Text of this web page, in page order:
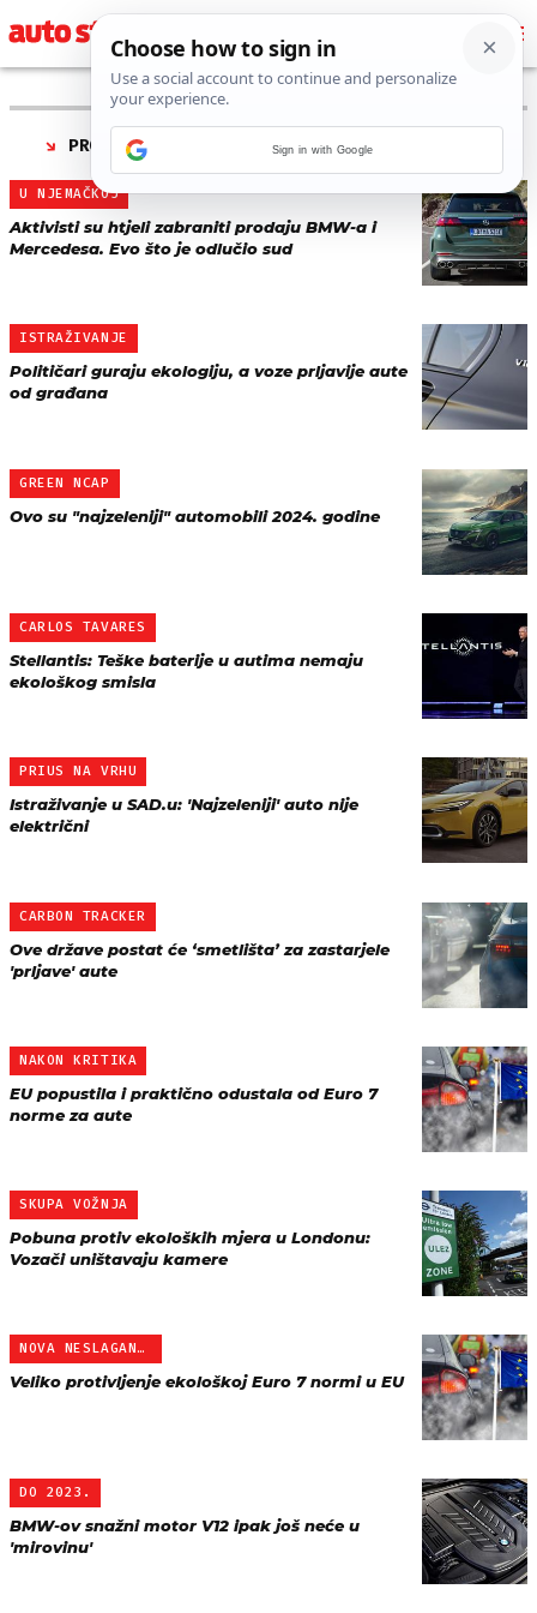
PRONAĐENO 21 REZULTATA ZA TAG “
U NJEMAČKOJ
Aktivisti su htjeli zabraniti prodaju BMW-a i
Mercedesa. Evo što je odlučio sud
ISTRAŽIVANJE
Političari guraju ekologiju, a voze prljavije aute
od građana
GREEN NCAP
Ovo su "najzeleniji" automobili 2024. godine
CARLOS TAVARES
Stellantis: Teške baterije u autima nemaju
ekološkog smisla
PRIUS NA VRHU
Istraživanje u SAD.u: 'Najzeleniji' auto nije
električni
CARBON TRACKER
Ove države postat će ‘smetlišta’ za zastarjele
'prljave' aute
NAKON KRITIKA
EU popustila i praktično odustala od Euro 7
norme za aute
SKUPA VOŽNJA
Pobuna protiv ekoloških mjera u Londonu:
Vozači uništavaju kamere
NOVA NESLAGANJA
Veliko protivljenje ekološkoj Euro 7 normi u EU
DO 2023.
BMW-ov snažni motor V12 ipak još neće u
'mirovinu'
Sign in with Google